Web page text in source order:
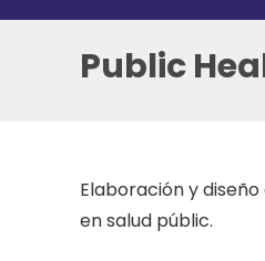
Public
Elaboración y
en salud públic.